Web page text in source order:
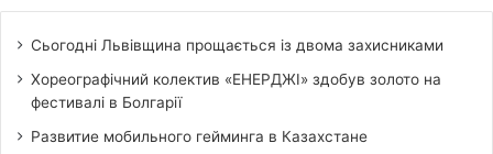
Сьогодні Львівщина прощається із двома захисниками
Хореографічний колектив «ЕНЕРДЖІ» здобув золото на
фестивалі в Болгарії
Развитие мобильного гейминга в Казахстане